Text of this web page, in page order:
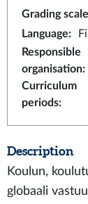
Grading scale
Language:
Responsible
organisation:
Curriculum
periods:
Description
Koulun,
globaali